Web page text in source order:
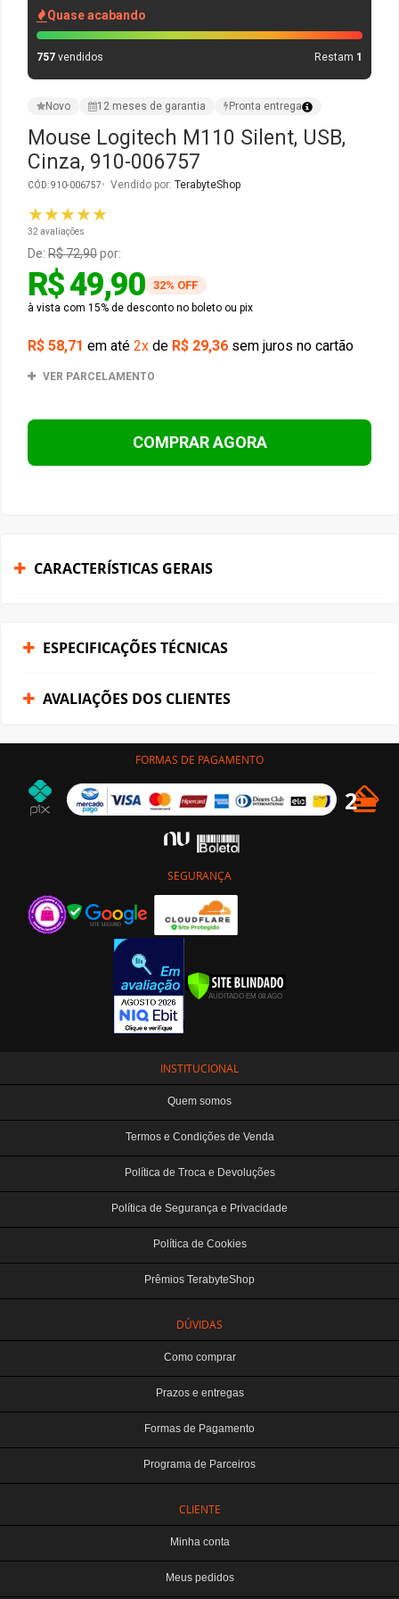
Quase acabando
757 vendidos Restam 1
Novo 12 meses de garantia Pronta entrega
Mouse Logitech M110 Silent, USB,
Cinza, 910-006757
CÓD: 910-006757 Vendido por: TerabyteShop
★★★★★
32 avaliações
De: R$ 72,90por:
R$ 49,90 32% OFF
à vista com 15% de desconto no boleto ou pix
R$ 58,71 em até 2x de R$ 29,36 sem juros no cartão
VER PARCELAMENTO
COMPRAR AGORA
CARACTERÍSTICAS GERAIS
ESPECIFICAÇÕES TÉCNICAS
AVALIAÇÕES DOS CLIENTES
FORMAS DE PAGAMENTO
SEGURANÇA
INSTITUCIONAL
Quem somos
Termos e Condições de Venda
Política de Troca e Devoluções
Política de Segurança e Privacidade
Política de Cookies
Prêmios TerabyteShop
DÚVIDAS
Como comprar
Prazos e entregas
Formas de Pagamento
Programa de Parceiros
CLIENTE
Minha conta
Meus pedidos
Gabinete Liketec
Fonte Thermaltake
Ver Todos